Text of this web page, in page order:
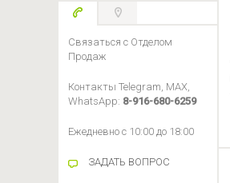
Связаться с Отделом
Продаж
Контакты Telegram, MAX,
WhatsApp: 8-916-680-6259
Ежедневно с 10:00 до 18:00
ЗАДАТЬ ВОПРОС